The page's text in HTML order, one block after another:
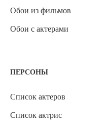
Обои из фильмов
Обои с актерами
ПЕРСОНЫ
Список актеров
Список актрис